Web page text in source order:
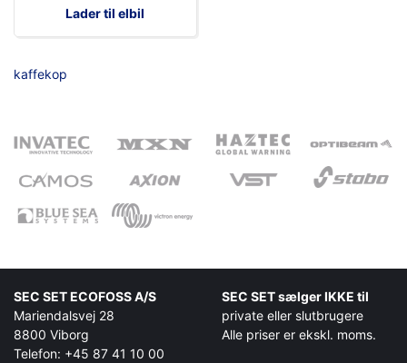
Lader til elbil
kaffekop
SEC SET ECOFOSS A/S
Mariendalsvej 28
8800 Viborg
Telefon: +45 87 41 10 00
SEC SET sælger IKKE til
private eller slutbrugere
Alle priser er ekskl. moms.